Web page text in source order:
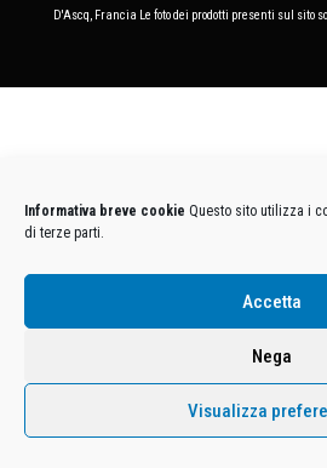
Informativa breve cookie Questo sito utilizza i
di terze parti.
Accetta
Nega
Visualizza
D'Ascq, Francia Le foto dei prodotti presenti sul sito